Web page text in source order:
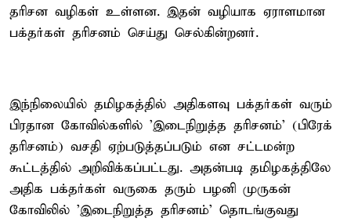
தரிசன வழிகள் உள்ளன. இதன் வழியாக ஏராளமான
பக்தர்கள் தரிசனம் செய்து செல்கின்றனர்.
இந்நிலையில் தமிழகத்தில் அதிகளவு பக்தர்கள் வரும்
பிரதான கோவில்களில் 'இடைநிறுத்த தரிசனம்' (பிரேக்
தரிசனம்) வசதி ஏற்படுத்தப்படும் என சட்டமன்ற
கூட்டத்தில் அறிவிக்கப்பட்டது. அதன்படி தமிழகத்திலே
அதிக பக்தர்கள் வருகை தரும் பழனி முருகன்
கோவிலில் 'இடைநிறுத்த தரிசனம்' தொடங்குவது